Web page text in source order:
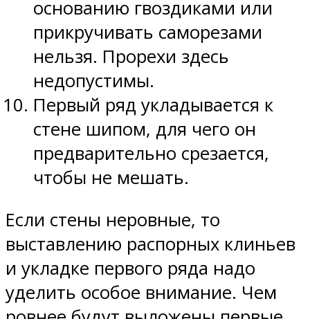
основанию гвоздиками или
прикручивать саморезами
нельзя. Прорехи здесь
недопустимы.
Первый ряд укладывается к
стене шипом, для чего он
предварительно срезается,
чтобы не мешать.
Если стены неровные, то
выставлению распорных клиньев
и укладке первого ряда надо
уделить особое внимание. Чем